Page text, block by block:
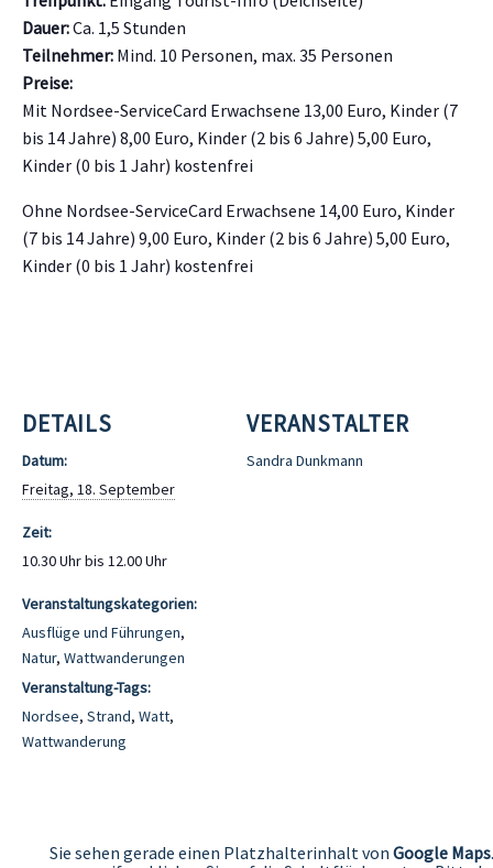
Dauer:Ca. 1,5 Stunden
Teilnehmer: Mind. 10 Personen, max. 35 Personen
Preise:
Mit Nordsee-ServiceCard Erwachsene 13,00 Euro, Kinder (7
bis 14 Jahre) 8,00 Euro, Kinder (2 bis 6 Jahre) 5,00 Euro,
Kinder (0 bis 1 Jahr) kostenfrei
Ohne Nordsee-ServiceCard Erwachsene 14,00 Euro, Kinder
(7 bis 14 Jahre) 9,00 Euro, Kinder (2 bis 6 Jahre) 5,00 Euro,
Kinder (0 bis 1 Jahr) kostenfrei
DETAILS
Datum:
Freitag, 18. September
Zeit:
10.30 Uhr bis 12.00 Uhr
Veranstaltungskategorien:
Ausflüge und Führungen,
Natur, Wattwanderungen
Veranstaltung-Tags:
Nordsee, Strand, Watt,
Wattwanderung
VERANSTALTER
Sandra Dunkmann
Sie sehen gerade einen Platzhalterinhalt von Google Maps